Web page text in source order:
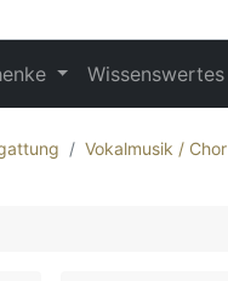
Wissenswertes
Vokalmusik / Chor